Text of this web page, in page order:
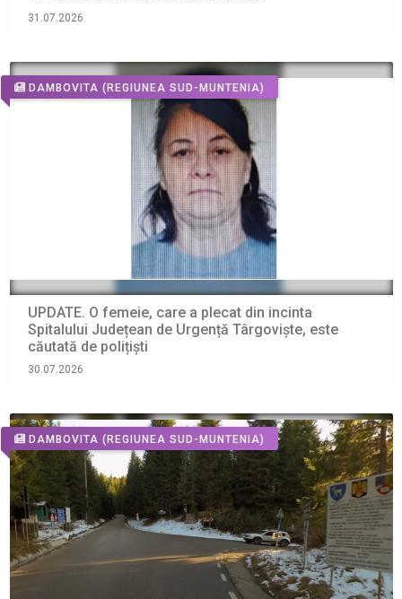
31.07.2026
DAMBOVITA (REGIUNEA SUD-MUNTENIA)
UPDATE. O femeie, care a plecat din incinta
Spitalului Județean de Urgență Târgoviște, este
căutată de polițiști
30.07.2026
DAMBOVITA (REGIUNEA SUD-MUNTENIA)